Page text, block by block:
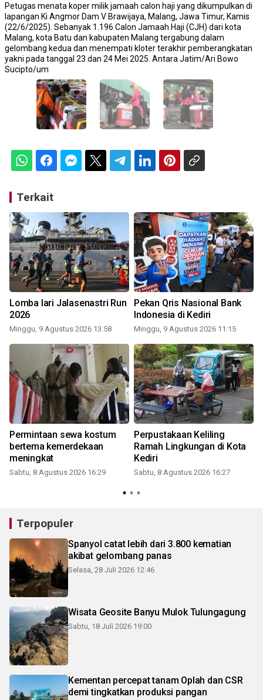
Petugas menata koper milik jamaah calon haji yang dikumpulkan di
lapangan Ki Angmor Dam V Brawijaya, Malang, Jawa Timur, Kamis
(22/6/2025). Sebanyak 1.196 Calon Jamaah Haji (CJH) dari kota
Malang, kota Batu dan kabupaten Malang tergabung dalam
gelombang kedua dan menempati kloter terakhir pemberangkatan
yakni pada tanggal 23 dan 24 Mei 2025. Antara Jatim/Ari Bowo
Sucipto/um
Terkait
Lomba lari Jalasenastri Run
2026
Minggu, 9 Agustus 2026 13:58
Pekan Qris Nasional Bank
Indonesia di Kediri
Minggu, 9 Agustus 2026 11:15
Permintaan sewa kostum
bertema kemerdekaan
meningkat
Sabtu, 8 Agustus 2026 16:29
Perpustakaan Keliling
Ramah Lingkungan di Kota
Kediri
Sabtu, 8 Agustus 2026 16:27
Terpopuler
Spanyol catat lebih dari 3.800 kematian
akibat gelombang panas
Selasa, 28 Juli 2026 12:46
Wisata Geosite Banyu Mulok Tulungagung
Sabtu, 18 Juli 2026 19:00
Kementan percepat tanam Oplah dan CSR
demi tingkatkan produksi pangan